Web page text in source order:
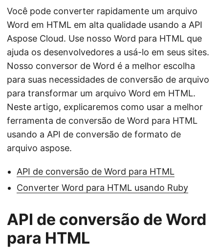
Você pode converter rapidamente um arquivo
Word em HTML em alta qualidade usando a API
Aspose Cloud. Use nosso Word para HTML que
ajuda os desenvolvedores a usá-lo em seus sites.
Nosso conversor de Word é a melhor escolha
para suas necessidades de conversão de arquivo
para transformar um arquivo Word em HTML.
Neste artigo, explicaremos como usar a melhor
ferramenta de conversão de Word para HTML
usando a API de conversão de formato de
arquivo aspose.
API de conversão de Word para HTML
Converter Word para HTML usando Ruby
API de conversão de Word
para HTML